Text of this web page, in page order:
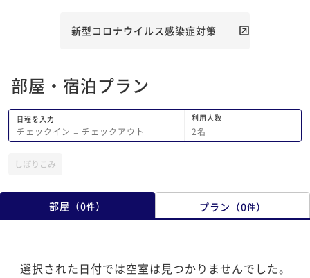
大変満足しています。
はない工夫されたメ
善点としてはお部屋
かった事でしょうか
新型コロナウイルス感染症対策
部屋・宿泊プラン
日程を入力
チェックイン − チェックアウト
利用人数
2名
しぼりこみ
部屋 （0件） プラン （0件）
選択された日付では空室は見つかりませんでした。